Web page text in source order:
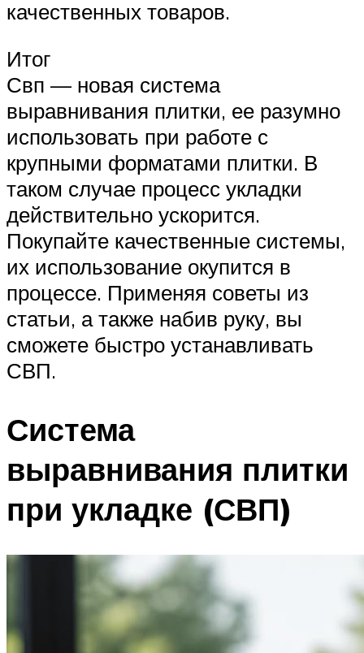
качественных товаров.
Итог
Свп — новая система
выравнивания плитки, ее разумно
использовать при работе с
крупными форматами плитки. В
таком случае процесс укладки
действительно ускорится.
Покупайте качественные системы,
их использование окупится в
процессе. Применяя советы из
статьи, а также набив руку, вы
сможете быстро устанавливать
СВП.
Система
выравнивания плитки
при укладке (СВП)